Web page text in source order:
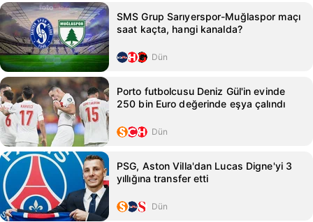
SMS Grup Sarıyerspor-Muğlaspor maçı
saat kaçta, hangi kanalda?
Dün
Porto futbolcusu Deniz Gül'in evinde
250 bin Euro değerinde eşya çalındı
Dün
PSG, Aston Villa'dan Lucas Digne'yi 3
yıllığına transfer etti
Dün